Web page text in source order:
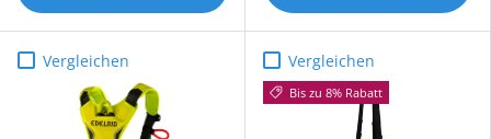
Vergleichen Vergleichen
Bis zu 8% Rabatt